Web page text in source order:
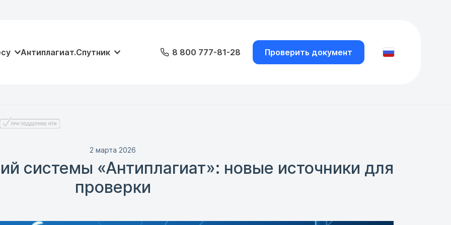
Антиплагиат.Спутник 8 800 777-81-28 Проверить документ
2 марта 2026
системы «Антиплагиат»: новые источники для
проверки